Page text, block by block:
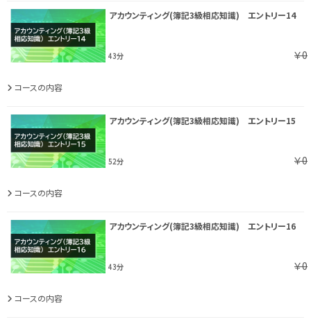
アカウンティング(簿記3級相応知識) エントリー14
43分 ￥0
コースの内容
アカウンティング(簿記3級相応知識) エントリー15
52分 ￥0
コースの内容
アカウンティング(簿記3級相応知識) エントリー16
43分 ￥0
コースの内容